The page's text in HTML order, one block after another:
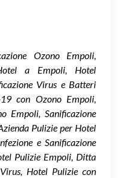
Ozono Empoli,
a Empoli, Hotel
Virus e Batteri
con Ozono Empoli,
Empoli, Sanificazione
Pulizie per Hotel
e Sanificazione
Pulizie Empoli, Ditta
Hotel Pulizie con